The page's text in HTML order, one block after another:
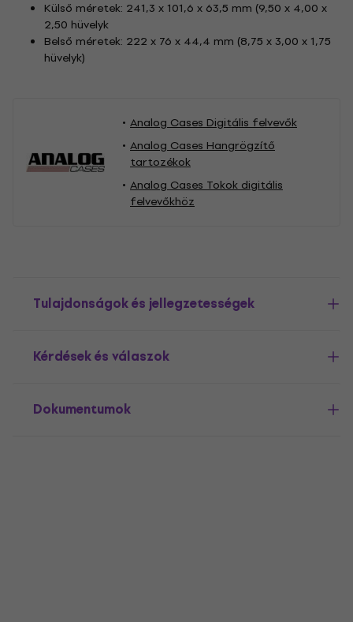
Külső méretek: 241,3 x 101,6 x 63,5 mm (9,50 x 4,00 x
2,50 hüvelyk
Belső méretek: 222 x 76 x 44,4 mm (8,75 x 3,00 x 1,75
hüvelyk)
Analog Cases Digitális felvevők
Analog Cases Hangrögzítő
tartozékok
Analog Cases Tokok digitális
felvevőkhöz
Tulajdonságok és jellegzetességek
Kérdések és válaszok
Dokumentumok